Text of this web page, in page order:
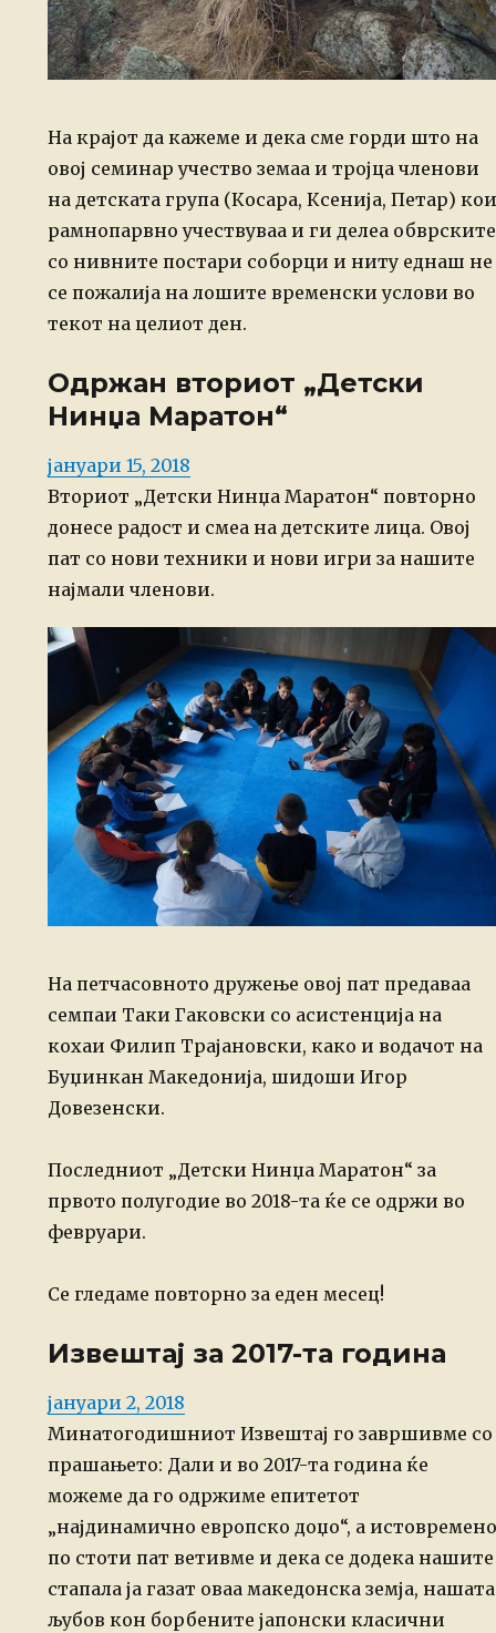
На крајот да кажеме и дека сме горди што на
овој семинар учество земаа и тројца членови
на детската група (Косара, Ксенија, Петар) кои
рамнопарвно учествуваа и ги делеа обврските
со нивните постари соборци и ниту еднаш не
се пожалија на лошите временски услови во
текот на целиот ден.
Одржан вториот „Детски
Нинџа Маратон“
Posted
on
јануари 15, 2018
Вториот „Детски Нинџа Маратон“ повторно
донесе радост и смеа на детските лица. Овој
пат со нови техники и нови игри за нашите
најмали членови.
На петчасовното дружење овој пат предаваа
семпаи Таки Гаковски со асистенција на
кохаи Филип Трајановски, како и водачот на
Буџинкан Македонија, шидоши Игор
Довезенски.
Последниот „Детски Нинџа Маратон“ за
првото полугодие во 2018-та ќе се одржи во
февруари.
Се гледаме повторно за еден месец!
Извештај за 2017-та година
Posted
on
јануари 2, 2018
Минатогодишниот Извештај го завршивме со
прашањето: Дали и во 2017-та година ќе
можеме да го одржиме епитетот
„најдинамично европско доџо“, а истовремено
по стоти пат ветивме и дека се додека нашите
стапала ја газат оваа македонска земја, нашата
љубов кон борбените јапонски класични